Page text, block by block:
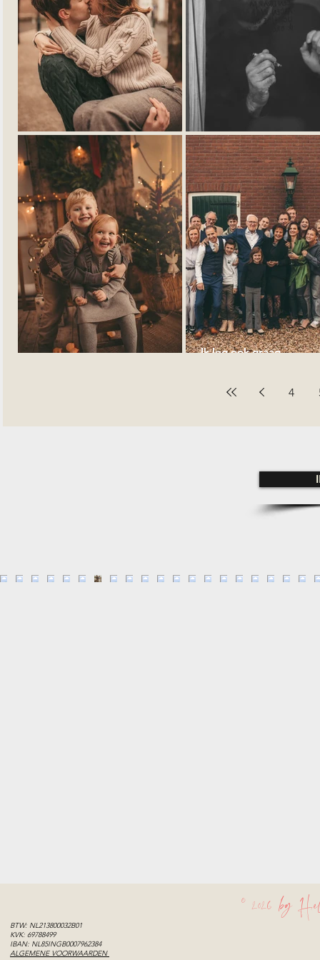
Liefdesverhaal Leiden René Oskam Leiden
Ik leg ook graag
4
© 2026 by
BTW: NL213800032B01
KVK: 69788499
IBAN: NL85INGB0007962384
ALGEMENE VOORWAARDEN